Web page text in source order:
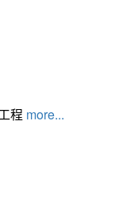
程 more...